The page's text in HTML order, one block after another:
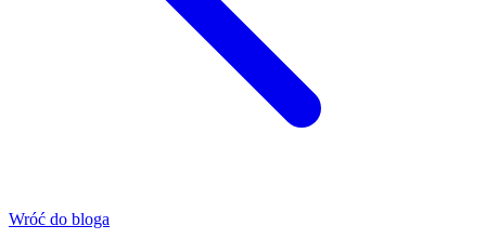
Wróć do bloga